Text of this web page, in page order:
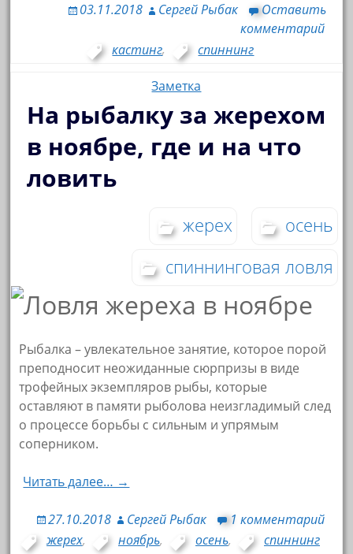
03.11.2018 Сергей Рыбак
Оставить
комментарий
кастинг, спиннинг
Заметка
На рыбалку за жерехом
в ноябре, где и на что
ловить
жерех
осень
спиннинговая ловля
Рыбалка – увлекательное занятие, которое порой
преподносит неожиданные сюрпризы в виде
трофейных экземпляров рыбы, которые
оставляют в памяти рыболова неизгладимый след
о процессе борьбы с сильным и упрямым
соперником.
Читать далее… →
27.10.2018 Сергей Рыбак
1 комментарий
жерех, ноябрь, осень, спиннинг